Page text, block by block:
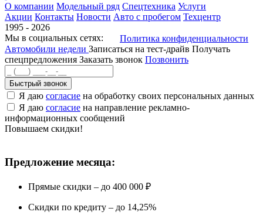
О компании Модельный ряд Спецтехника Услуги
Акции Контакты Новости Авто с пробегом Техцентр
1995 - 2026
Мы в социальных сетях:
Политика конфиденциальности
Автомобили недели Записаться на тест-драйв Получать
спецпредложения Заказать звонок Позвонить
Быстрый звонок
Я даю согласие на обработку своих персональных данных
Я даю согласие на направление рекламно-
информационных сообщений
Повышаем скидки!
Предложение месяца:
Прямые скидки – до 400 000 ₽
Скидки по кредиту – до 14,25%